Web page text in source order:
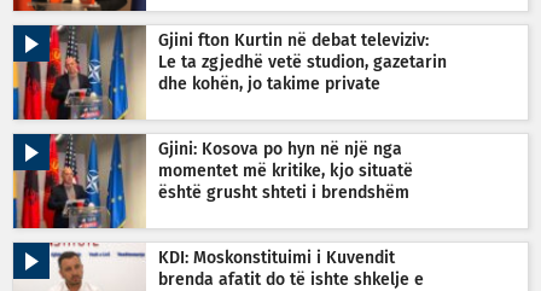
Gjini fton Kurtin në debat televiziv:
Le ta zgjedhë vetë studion, gazetarin
dhe kohën, jo takime private
Gjini: Kosova po hyn në një nga
momentet më kritike, kjo situatë
është grusht shteti i brendshëm
KDI: Moskonstituimi i Kuvendit
brenda afatit do të ishte shkelje e